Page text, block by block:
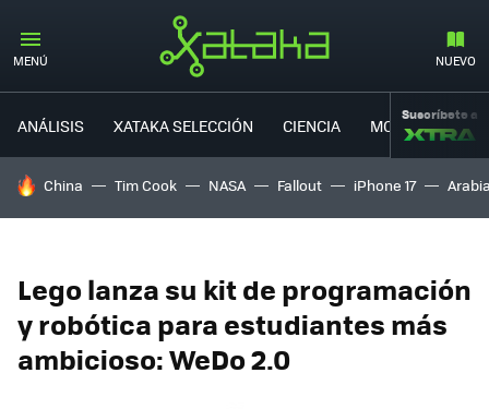
MENÚ NUEVO
ANÁLISIS XATAKA SELECCIÓN CIENCIA MOVILIDAD
Suscríbete a
HOY SE HABLA DE
China Tim Cook NASA Fallout iPhone 17
Lego lanza su kit de programación
y robótica para estudiantes más
ambicioso: WeDo 2.0